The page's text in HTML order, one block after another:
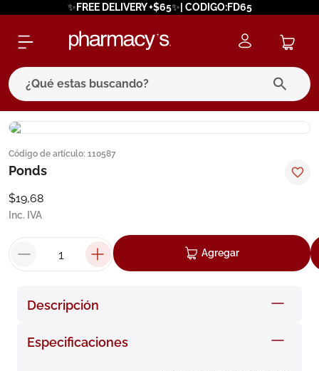
✨FREE DELIVERY +$65✨| CODIGO:FD65
¿Qué estas buscando?
Código de artículo: 110587
Ponds
$19,68
Inc. IVA
Agregar
Descripción
Especificaciones
términos más buscados
1. eucerin
cerave
7. megacistin